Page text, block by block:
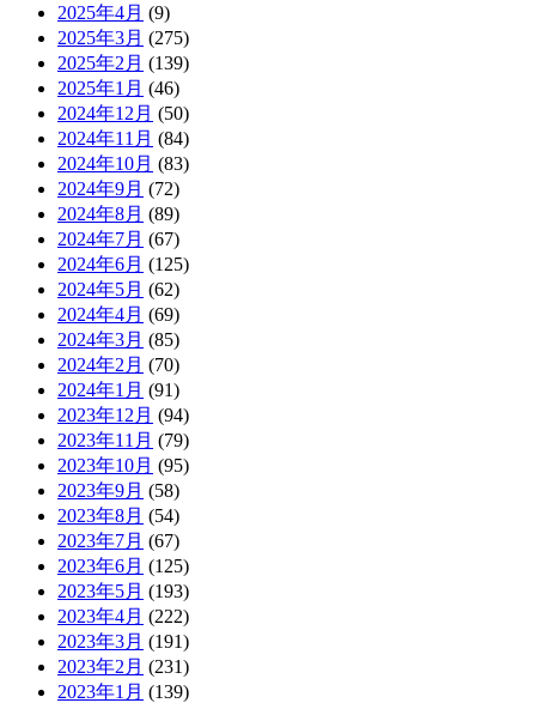
2025年4月 (9)
2025年3月 (275)
2025年2月 (139)
2025年1月 (46)
2024年12月 (50)
2024年11月 (84)
2024年10月 (83)
2024年9月 (72)
2024年8月 (89)
2024年7月 (67)
2024年6月 (125)
2024年5月 (62)
2024年4月 (69)
2024年3月 (85)
2024年2月 (70)
2024年1月 (91)
2023年12月 (94)
2023年11月 (79)
2023年10月 (95)
2023年9月 (58)
2023年8月 (54)
2023年7月 (67)
2023年6月 (125)
2023年5月 (193)
2023年4月 (222)
2023年3月 (191)
2023年2月 (231)
2023年1月 (139)